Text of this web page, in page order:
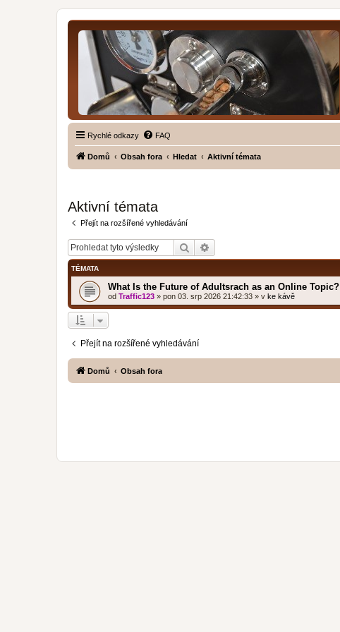
Rychlé odkazy FAQ
Domů Obsah fora Hledat Aktivní témata
Aktivní témata
Přejít na rozšířené vyhledávání
Hledat
TÉMATA
What Is the Future of Adultsrach as an Online Topic?
od Traffic123 » pon 03. srp 2026 21:42:33 » v ke kávě
Přejít na rozšířené vyhledávání
Domů Obsah fora